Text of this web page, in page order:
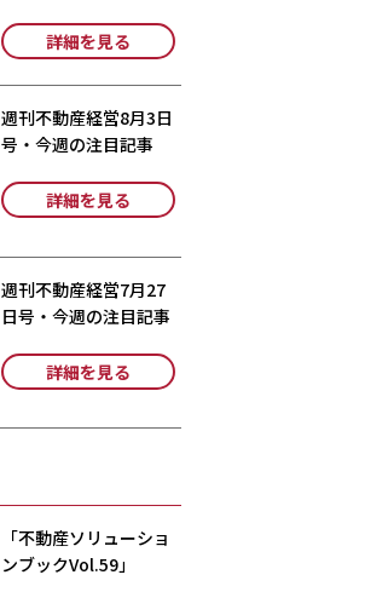
詳細を見る
週刊不動産経営8月3日
号・今週の注目記事
詳細を見る
週刊不動産経営7月27
日号・今週の注目記事
詳細を見る
「不動産ソリューショ
ンブックVol.59」